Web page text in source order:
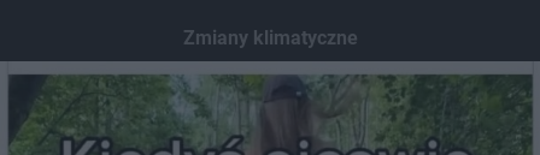
Zmiany klimatyczne